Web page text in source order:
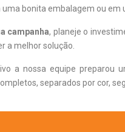
bonita embalagem ou
campanha, planeje o
a melhor solução.
a nossa equipe preparou
separados por cor,